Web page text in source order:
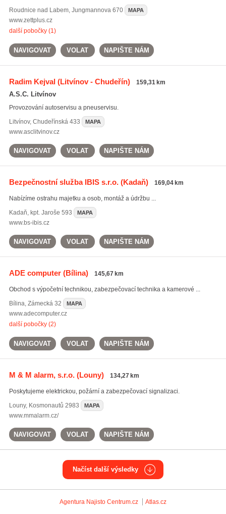
Roudnice nad Labem, Jungmannova 670 MAPA
www.zettplus.cz
další pobočky (1)
NAVIGOVAT VOLAT NAPIŠTE NÁM
Radim Kejval(Litvínov - Chudeřín) 159,31 km
A.S.C. Litvínov
Provozování autoservisu a pneuservisu.
Litvínov, Chudeřínská 433 MAPA
www.asclitvinov.cz
NAVIGOVAT VOLAT NAPIŠTE NÁM
Bezpečnostní služba IBIS s.r.o.(Kadaň) 169,04 km
Nabízíme ostrahu majetku a osob, montáž a údržbu ...
Kadaň, kpt. Jaroše 593 MAPA
www.bs-ibis.cz
NAVIGOVAT VOLAT NAPIŠTE NÁM
ADE computer(Bílina) 145,67 km
Obchod s výpočetní technikou, zabezpečovací technika a kamerové ...
Bílina, Zámecká 32 MAPA
www.adecomputer.cz
další pobočky (2)
NAVIGOVAT VOLAT NAPIŠTE NÁM
M & M alarm, s.r.o.(Louny) 134,27 km
Poskytujeme elektrickou, požární a zabezpečovací signalizaci.
Louny, Kosmonautů 2983 MAPA
www.mmalarm.cz/
NAVIGOVAT VOLAT NAPIŠTE NÁM
Načíst další výsledky
Agentura Najisto Centrum.cz Atlas.cz